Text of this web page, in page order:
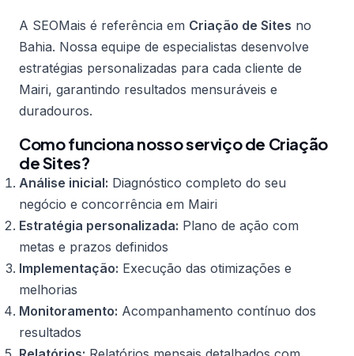
A SEOMais é referência em Criação de Sites no
Bahia. Nossa equipe de especialistas desenvolve
estratégias personalizadas para cada cliente de
Mairi, garantindo resultados mensuráveis e
duradouros.
Como funciona nosso serviço de Criação
de Sites?
Análise inicial: Diagnóstico completo do seu
negócio e concorrência em Mairi
Estratégia personalizada: Plano de ação com
metas e prazos definidos
Implementação: Execução das otimizações e
melhorias
Monitoramento: Acompanhamento contínuo dos
resultados